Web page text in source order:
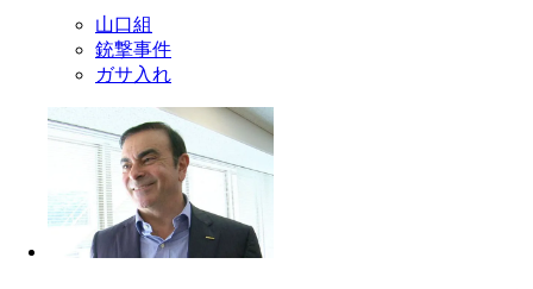
山口組
銃撃事件
ガサ入れ